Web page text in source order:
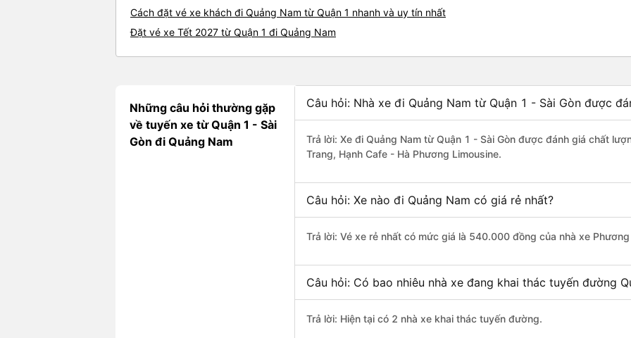
Cách đặt vé xe khách đi Quảng Nam từ Quận 1 nhanh và uy tín nhất
Đặt vé xe Tết 2027 từ Quận 1 đi Quảng Nam
Những câu hỏi thường gặp
về tuyến xe từ Quận 1 - Sài
Gòn đi Quảng Nam
Câu hỏi: Nhà xe đi Quảng Nam từ Quận 1 - Sài Gòn được
Trả lời: Xe đi Quảng Nam từ Quận 1 - Sài Gòn được đánh giá chất
Trang, Hạnh Cafe - Hà Phương Limousine.
Câu hỏi: Xe nào đi Quảng Nam có giá rẻ nhất?
Trả lời: Vé xe rẻ nhất có mức giá là 540.000 đồng của nhà xe Phương
Câu hỏi: Có bao nhiêu nhà xe đang khai thác tuyến đường
Trả lời: Hiện tại có 2 nhà xe khai thác tuyến đường.